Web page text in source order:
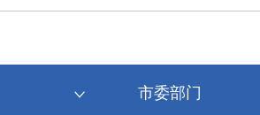
市委部门